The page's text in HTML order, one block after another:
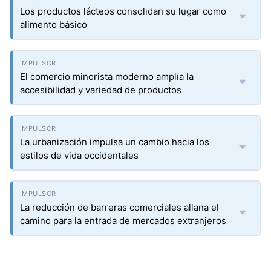
Los productos lácteos consolidan su lugar como
alimento básico
El comercio minorista moderno amplía la
accesibilidad y variedad de productos
La urbanización impulsa un cambio hacia los
estilos de vida occidentales
La reducción de barreras comerciales allana el
camino para la entrada de mercados extranjeros